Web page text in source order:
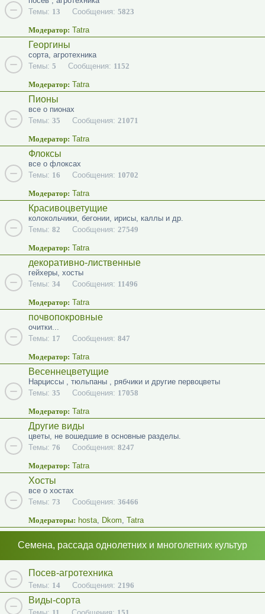
Темы: 13 Сообщения: 5823
Модератор: Tatra
Георгины
сорта, агротехника
Темы: 5 Сообщения: 1152
Модератор: Tatra
Пионы
все о пионах
Темы: 35 Сообщения: 21071
Модератор: Tatra
Флоксы
все о флоксах
Темы: 16 Сообщения: 10702
Модератор: Tatra
Красивоцветущие
колокольчики, бегонии, ирисы, каллы и др.
Темы: 82 Сообщения: 27549
Модератор: Tatra
декоративно-лиственные
гейхеры, хосты
Темы: 34 Сообщения: 11496
Модератор: Tatra
почвопокровные
очитки...
Темы: 17 Сообщения: 847
Модератор: Tatra
Весеннецветущие
Нарциссы , тюльпаны , рябчики и другие первоцветы
Темы: 35 Сообщения: 17058
Модератор: Tatra
Другие виды
цветы, не вошедшие в основные разделы.
Темы: 76 Сообщения: 8247
Модератор: Tatra
Хосты
все о хостах
Темы: 73 Сообщения: 36466
Модераторы: hosta, Dkom, Tatra
Семена, рассада однолетних и многолетних культур
Посев-агротехника
Темы: 14 Сообщения: 2196
Виды-сорта